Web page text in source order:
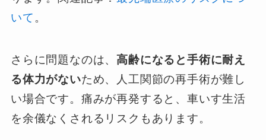
いて 。
さらに問題なのは、高齢になると手術に耐え
る体力がないため、人工関節の再手術が難し
い場合です。痛みが再発すると、車いす生活
を余儀なくされるリスクもあります。